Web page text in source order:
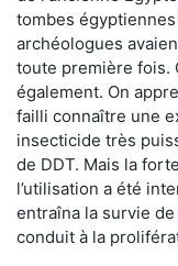
tombes
archéologues
toute première fois.
également. On
failli connaître une
insecticide très
de DDT. Mais la
l’utilisation a été
entraîna la survie
conduit à la